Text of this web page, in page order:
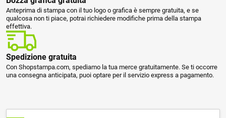
Anteprima di stampa con il tuo logo o grafica è sempre gratuita, e se
qualcosa non ti piace, potrai richiedere modifiche prima della stampa
effettiva.
Spedizione gratuita
Con Shopstampa.com, spediamo la tua merce gratuitamente. Se ti occorre
una consegna anticipata, puoi optare per il servizio express a pagamento.